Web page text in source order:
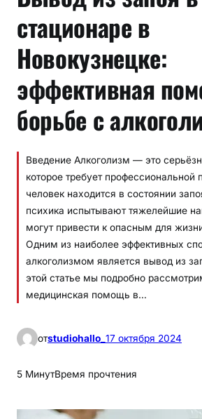
стационаре в
Новокузнецке:
эффективная
борьбе с
Введение Алкоголизм — это
которое требует профессиональной
человек находится в состоянии
психика испытывают тяжелейшие
могут привести к опасным для
Одним из наиболее эффективных
алкоголизмом является вывод из
этой статье мы подробно
медицинская помощь в…
отstudiohallo_ 17 октября 2024
5 МинутВремя прочтения